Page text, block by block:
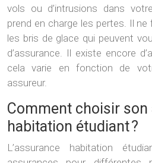
vols ou d’intrusions dans
prend en charge les pertes. Il
les bris de glace qui peuvent
d’assurance. Il existe encore
cela varie en fonction de
assureur.
Comment choisir son
habitation étudiant ?
L’assurance habitation